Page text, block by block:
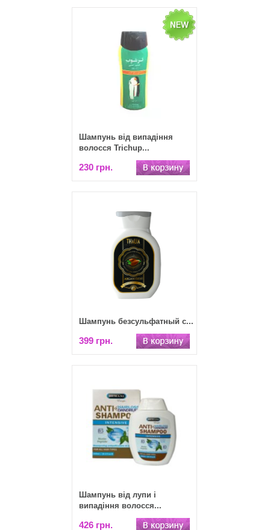
Шампунь від випадіння
волосся Trichup...
230 грн.
Шампунь безсульфатный с...
399 грн.
Шампунь від лупи і
випадіння волосся...
426 грн.